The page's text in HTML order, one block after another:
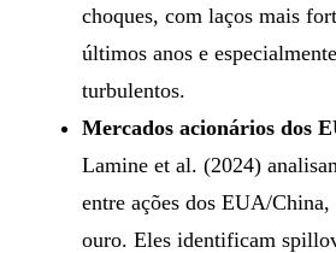
choques, com laços mais
últimos anos e
turbulentos.
Mercados acionários dos
Lamine et al. (2024)
entre ações dos EUA/
ouro. Eles identificam